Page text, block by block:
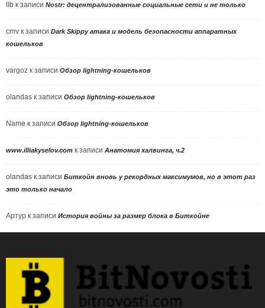
llb к записи Nostr: децентрализованные социальные сети и не только
cmv к записи Dark Skippy атака и модель безопасности аппаратных
кошельков
vargoz к записи Обзор lightning-кошельков
olandas к записи Обзор lightning-кошельков
Name к записи Обзор lightning-кошельков
www.illiakyselov.com к записи Анатомия халвинга, ч.2
olandas к записи Биткойн вновь у рекордных максимумов, но в этот раз
это только начало
Артур к записи История войны за размер блока в Биткойне